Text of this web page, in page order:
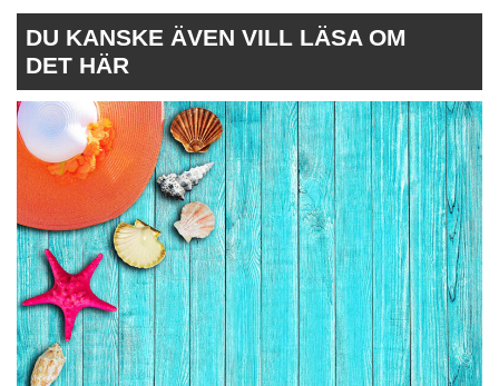
DU KANSKE ÄVEN VILL LÄSA OM
DET HÄR